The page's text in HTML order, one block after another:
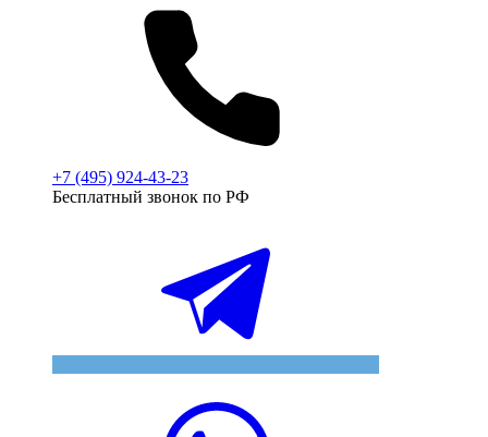
+7 (495) 924-43-23
Бесплатный звонок по РФ